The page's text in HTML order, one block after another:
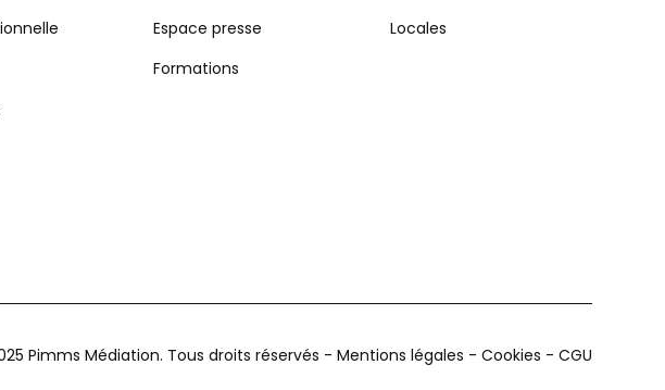
Espace presse
Formations
Locales
Pimms Médiation. Tous droits réservés - Mentions légales - Cookies - CGU